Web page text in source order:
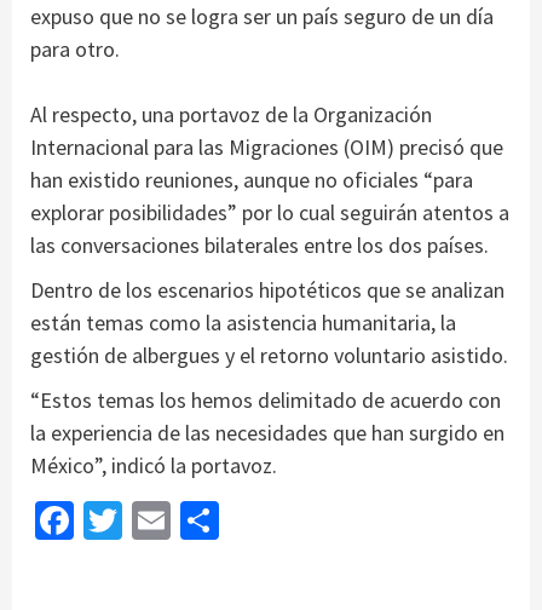
expuso que no se logra ser un país seguro de un día
para otro.
Al respecto, una portavoz de la Organización
Internacional para las Migraciones (OIM) precisó que
han existido reuniones, aunque no oficiales “para
explorar posibilidades” por lo cual seguirán atentos a
las conversaciones bilaterales entre los dos países.
Dentro de los escenarios hipotéticos que se analizan
están temas como la asistencia humanitaria, la
gestión de albergues y el retorno voluntario asistido.
“Estos temas los hemos delimitado de acuerdo con
la experiencia de las necesidades que han surgido en
México”, indicó la portavoz.
Facebook
Twitter
Email